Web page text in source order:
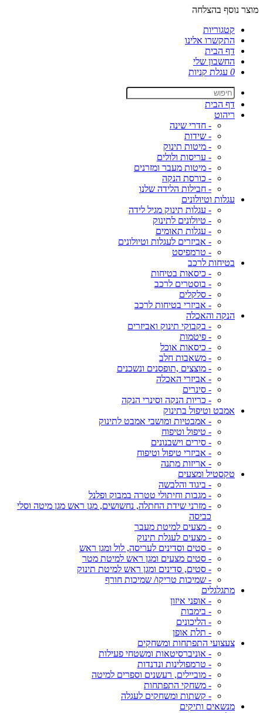
מוצר נוסף בהצלחה
קטגוריות
התקשרו אלינו
דף הבית
החשבון שלי
0 עגלת קניות
דף הבית
ריהוט
- חדרי שינה
- שידות
- מיטות תינוק
- עריסות ולולים
- מיטות מעבר ומזרנים
- כורסת הנקה
- חבילות הלידה שלנו
עגלות וטיולונים
- עגלות תינוק מגיל לידה
- טיולונים לתינוק
- עגלות תאומים
- אביזרים לעגלות וטיולונים
- טרמפיסט
בטיחות לרכב
- כיסאות בטיחות
- בוסטרים לרכב
- סלקלים
- אביזרי בטיחות לרכב
הנקה והאכלה
- בקבוקי תינוק ואביזרים
- פיטמות
- כיסאות אוכל
- משאבות חלב
- מוצצים ,תופסנים ונשכנים
- אביזרי האכלה
- סינרים
- כריות הנקה וסינרי הנקה
אמבט וטיפול בתינוק
- אמבטיות ומושבי אמבט לתינוק
- טיפול וטיפוח
- סירים וישבנונים
- אביזרי טיפול וטיפוח
- אריזות מתנה
טקסטיל ומצעים
- ביגוד והלבשה
- מגבות וחיתולי טטרה במבוק ופלנל
- מזרני שידת החתלה, נחשושים, מגן ראש מגן מיטה וסלי
כביסה
- מצעים למיטת מעבר
- מצעים לעגלת תינוק
- סטים וסדינים לעריסה, לול ומגן ראש
- סטים מצעים ומגן ראש למיטת מטר
- סטים, סדינים ומגן ראש למיטת תינוק
- שמיכות טריקו/ שמיכות חורף
מתגלגלים
- אופני איזון
- בימבות
- הליכונים
- תלת אופן
צעצועי התפתחות ומשחקים
- אוניברסיטאות ומשטחי פעילות
- טרמפולינות ונדנדות
- מוביילים, רעשנים וספרים למיטה
- משחקי התפתחות
- קשתות ומשחקים לעגלה
מנשאים ותיקים